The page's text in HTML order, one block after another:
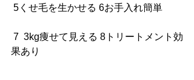
5くせ毛を生かせる 6お手入れ簡単
7  3kg痩せて見える 8トリートメント効
果あり